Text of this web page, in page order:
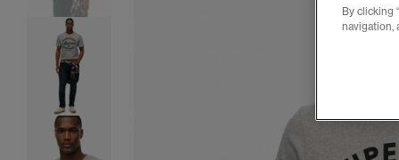
By clicking
navigation,